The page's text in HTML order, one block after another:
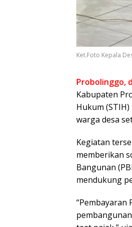
Ket.Foto Kepala
Probolinggo,
Kabupaten
Hukum
warga desa
Kegiatan
memberikan
Bangunan
mendukung